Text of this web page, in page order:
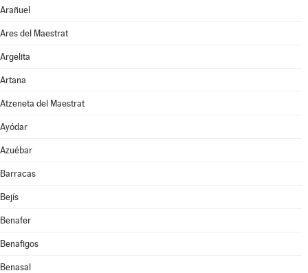
Arañuel
Ares del Maestrat
Argelita
Artana
Atzeneta del Maestrat
Ayódar
Azuébar
Barracas
Bejís
Benafer
Benafigos
Benasal